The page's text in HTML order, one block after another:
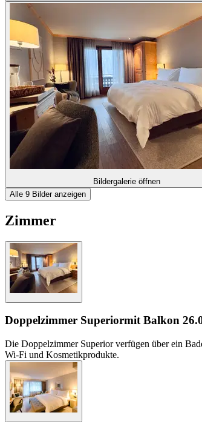
Bildergalerie öffnen
Alle 9 Bilder anzeigen
Zimmer
Doppelzimmer Superiormit Balkon
Die Doppelzimmer Superior verfügen über ein
Wi-Fi und Kosmetikprodukte.